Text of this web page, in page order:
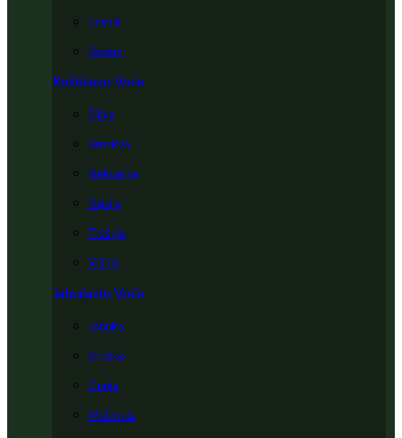
Lešnik
Badem
Koštičavo Voće
Šljiva
Breskva
Nektarina
Kajsija
Trešnja
Višnja
Jabučasto Voće
Jabuka
Kruška
Dunja
Mušmula